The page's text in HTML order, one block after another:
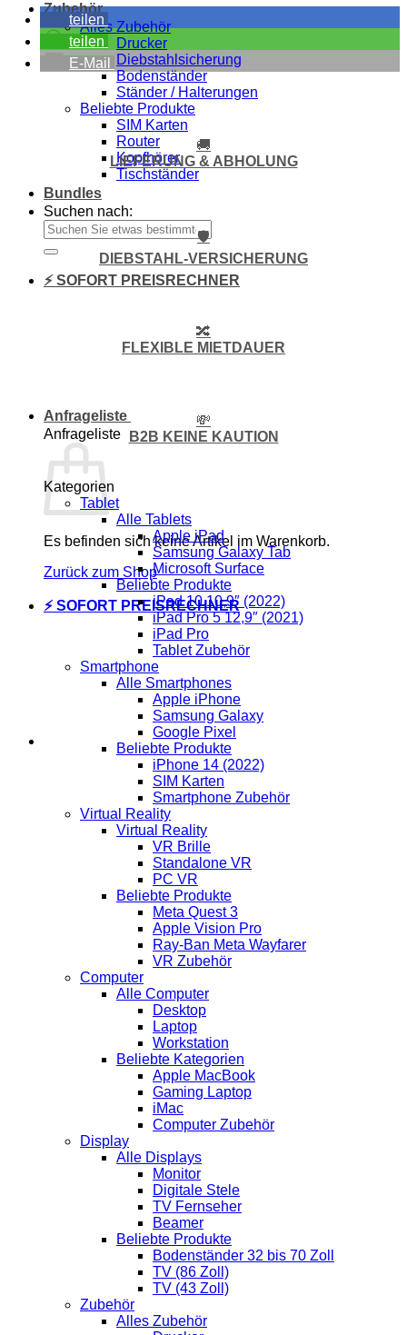
Zubehör
Alles Zubehör
Drucker
Diebstahlsicherung
Bodenständer
Ständer / Halterungen
Beliebte Produkte
SIM Karten
Router
Kopfhörer
Tischständer
Bundles
Suchen nach:
⚡ SOFORT PREISRECHNER
Anfrageliste
Anfrageliste
Es befinden sich keine Artikel im Warenkorb.
Zurück zum Shop
⚡ SOFORT PREISRECHNER
teilen
teilen
E-Mail
🚚
LIEFERUNG & ABHOLUNG
🛡️
DIEBSTAHL-VERSICHERUNG
🔀
FLEXIBLE MIETDAUER
💸
B2B KEINE KAUTION
Kategorien
Tablet
Alle Tablets
Apple iPad
Samsung Galaxy Tab
Microsoft Surface
Beliebte Produkte
iPad 10 10,9″ (2022)
iPad Pro 5 12,9″ (2021)
iPad Pro
Tablet Zubehör
Smartphone
Alle Smartphones
Apple iPhone
Samsung Galaxy
Google Pixel
Beliebte Produkte
iPhone 14 (2022)
SIM Karten
Smartphone Zubehör
Virtual Reality
Virtual Reality
VR Brille
Standalone VR
PC VR
Beliebte Produkte
Meta Quest 3
Apple Vision Pro
Ray-Ban Meta Wayfarer
VR Zubehör
Computer
Alle Computer
Desktop
Laptop
Workstation
Beliebte Kategorien
Apple MacBook
Gaming Laptop
iMac
Computer Zubehör
Display
Alle Displays
Monitor
Digitale Stele
TV Fernseher
Beamer
Beliebte Produkte
Bodenständer 32 bis 70 Zoll
TV (86 Zoll)
TV (43 Zoll)
Zubehör
Alles Zubehör